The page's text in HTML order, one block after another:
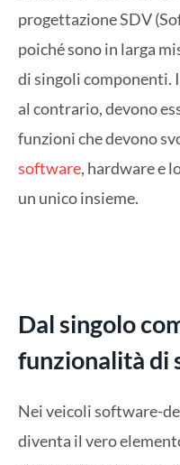
progettazione SDV
poiché sono in larga
di singoli componenti.
al contrario, devono
funzioni che devono
software, hardware e
un unico insieme.
Dal singolo
funzionalità di
Nei veicoli software-
diventa il vero